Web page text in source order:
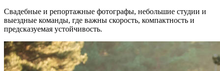
Свадебные и репортажные фотографы, небольшие студии и
выездные команды, где важны скорость, компактность и
предсказуемая устойчивость.